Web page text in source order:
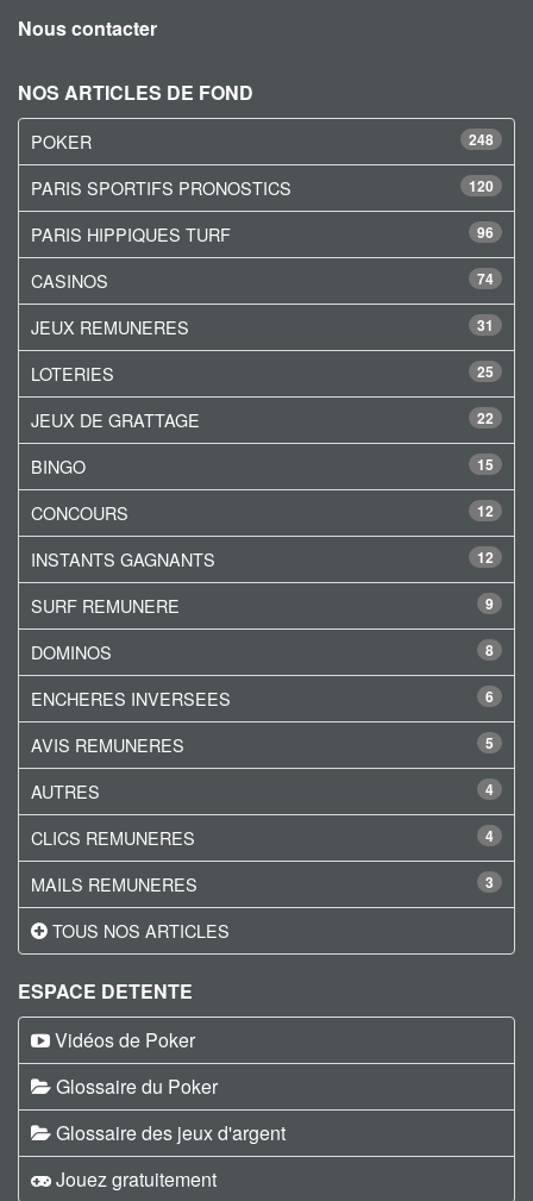
Nous contacter
NOS ARTICLES DE FOND
248
POKER
120
PARIS SPORTIFS PRONOSTICS
96
PARIS HIPPIQUES TURF
74
CASINOS
31
JEUX REMUNERES
25
LOTERIES
22
JEUX DE GRATTAGE
15
BINGO
12
CONCOURS
12
INSTANTS GAGNANTS
9
SURF REMUNERE
8
DOMINOS
6
ENCHERES INVERSEES
5
AVIS REMUNERES
4
AUTRES
4
CLICS REMUNERES
3
MAILS REMUNERES
TOUS NOS ARTICLES
ESPACE DETENTE
Vidéos de Poker
Glossaire du Poker
Glossaire des jeux d'argent
Jouez gratuitement